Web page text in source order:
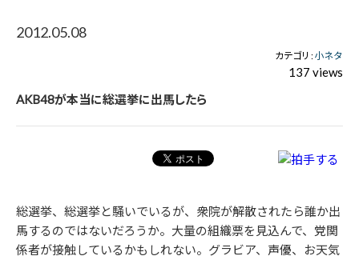
2012.05.08
カテゴリ :小ネタ
137 views
AKB48が本当に総選挙に出馬したら
総選挙、総選挙と騒いでいるが、衆院が解散されたら誰か出
馬するのではないだろうか。大量の組織票を見込んで、党関
係者が接触しているかもしれない。グラビア、声優、お天気